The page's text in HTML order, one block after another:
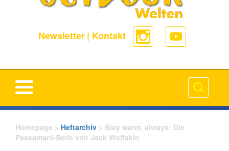
Newsletter | Kontakt
Homepage > Heftarchiv > Stay warm, always: Die
Passamani-Serie von Jack Wolfskin